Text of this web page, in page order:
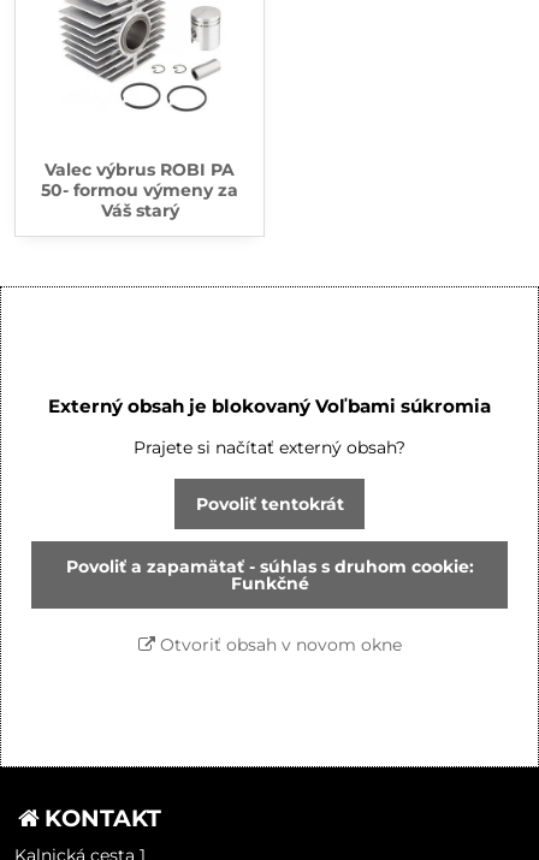
Valec výbrus ROBI PA
50- formou výmeny za
Váš starý
Externý obsah je blokovaný Voľbami súkromia
Prajete si načítať externý obsah?
Povoliť tentokrát
Povoliť a zapamätať - súhlas s druhom cookie:
Funkčné
Otvoriť obsah v novom okne
KONTAKT
Kalnická cesta 1